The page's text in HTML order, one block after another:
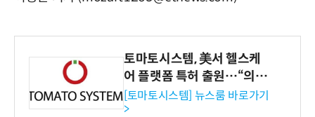
토마토시스템, 美서 헬스케
어 플랫폼 특허 출원…“의료
기관·보험사 공략”
[토마토시스템] 뉴스룸 바로가기
>